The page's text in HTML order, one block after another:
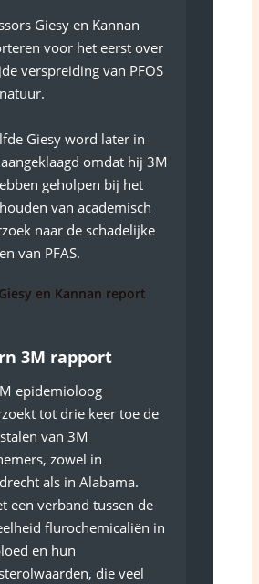
Giesy en Kannan
voor het eerst over
verspreiding van PFOS
Giesy word later in
omdat hij 3M
geholpen bij het
van academisch
naar de schadelijke
van PFAS.
Giesy en Kannan report
3M rapport
epidemioloog
tot drie keer toe de
van 3M
zowel in
als in Alabama.
een verband tussen de
flurochemicaliën in
en hun
die veel